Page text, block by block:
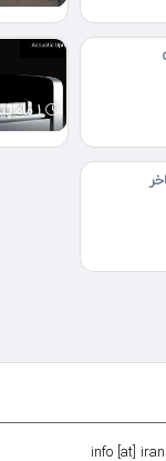
1 ماه پیش
info [at]